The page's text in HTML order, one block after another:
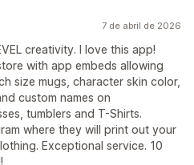
7 de abril de 2026
creativity. I love this app!
with app embeds allowing
size mugs, character skin color,
custom names on
tumblers and T-Shirts.
where they will print out your
Exceptional service. 10